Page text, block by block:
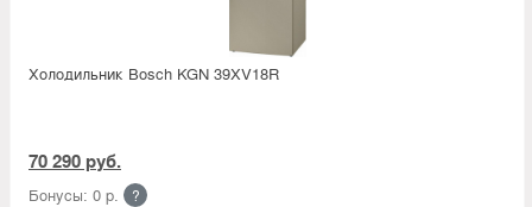
Холодильник Bosсh KGN 39XV18R
70 290 руб.
Бонусы: 0 р. ?